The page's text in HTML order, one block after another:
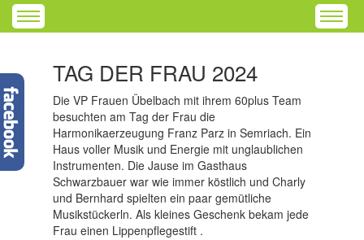
TAG DER FRAU 2024
Die VP Frauen Übelbach mit ihrem 60plus Team
besuchten am Tag der Frau die
Harmonikaerzeugung Franz Parz in Semriach. Ein
Haus voller Musik und Energie mit unglaublichen
Instrumenten. Die Jause im Gasthaus
Schwarzbauer war wie immer köstlich und Charly
und Bernhard spielten ein paar gemütliche
Musikstückerln. Als kleines Geschenk bekam jede
Frau einen Lippenpflegestift .